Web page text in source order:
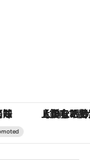
クルーズ ヴァシュロン・コンスタンタ